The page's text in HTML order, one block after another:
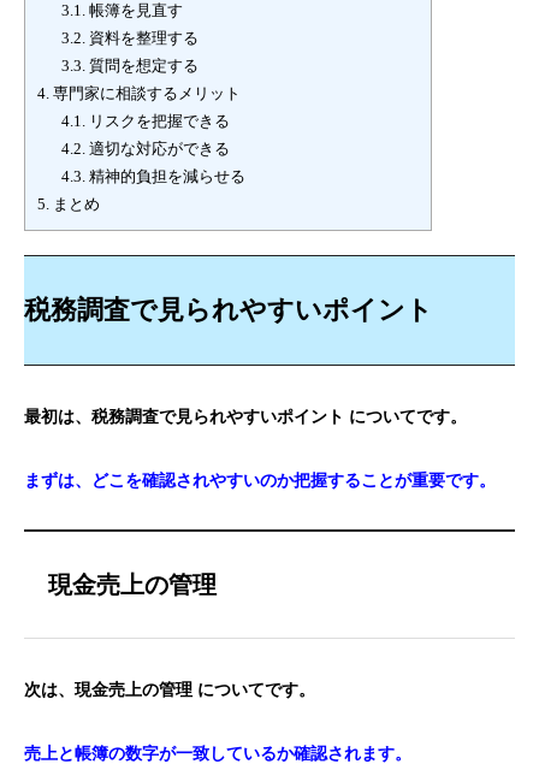
3.1.帳簿を見直す
3.2.資料を整理する
3.3.質問を想定する
4. 専門家に相談するメリット
4.1.リスクを把握できる
4.2.適切な対応ができる
4.3.精神的負担を減らせる
5. まとめ
税務調査で見られやすいポイント
最初は、税務調査で見られやすいポイント についてです。
まずは、どこを確認されやすいのか把握することが重要です。
現金売上の管理
次は、現金売上の管理 についてです。
売上と帳簿の数字が一致しているか確認されます。